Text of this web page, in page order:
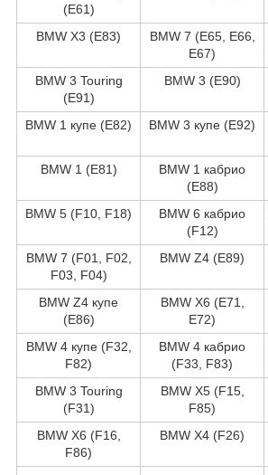
(E61)
BMW X3 (E83)
BMW 7 (E65, E66,
E67)
BMW 3 Touring
(E91)
BMW 3 (E90)
BMW 1 купе (E82) BMW 3 купе (E92)
BMW 1 (E81)
BMW 1 кабрио
(E88)
BMW 5 (F10, F18)
BMW 6 кабрио
(F12)
BMW 7 (F01, F02,
F03, F04)
BMW Z4 (E89)
BMW Z4 купе
(E86)
BMW X6 (E71,
E72)
BMW 4 купе (F32,
F82)
BMW 4 кабрио
(F33, F83)
BMW 3 Touring
(F31)
BMW X5 (F15,
F85)
BMW X6 (F16,
F86)
BMW X4 (F26)